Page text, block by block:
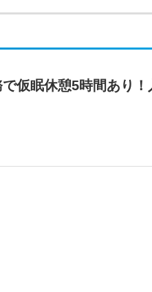
仮眠休憩5時間あり